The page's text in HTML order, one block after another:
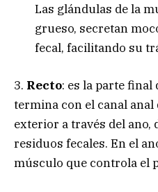
Las glándulas de la
grueso, secretan
fecal, facilitando su
3. Recto: es la parte
termina con el canal anal
exterior a través del ano,
residuos fecales. En el
músculo que controla el